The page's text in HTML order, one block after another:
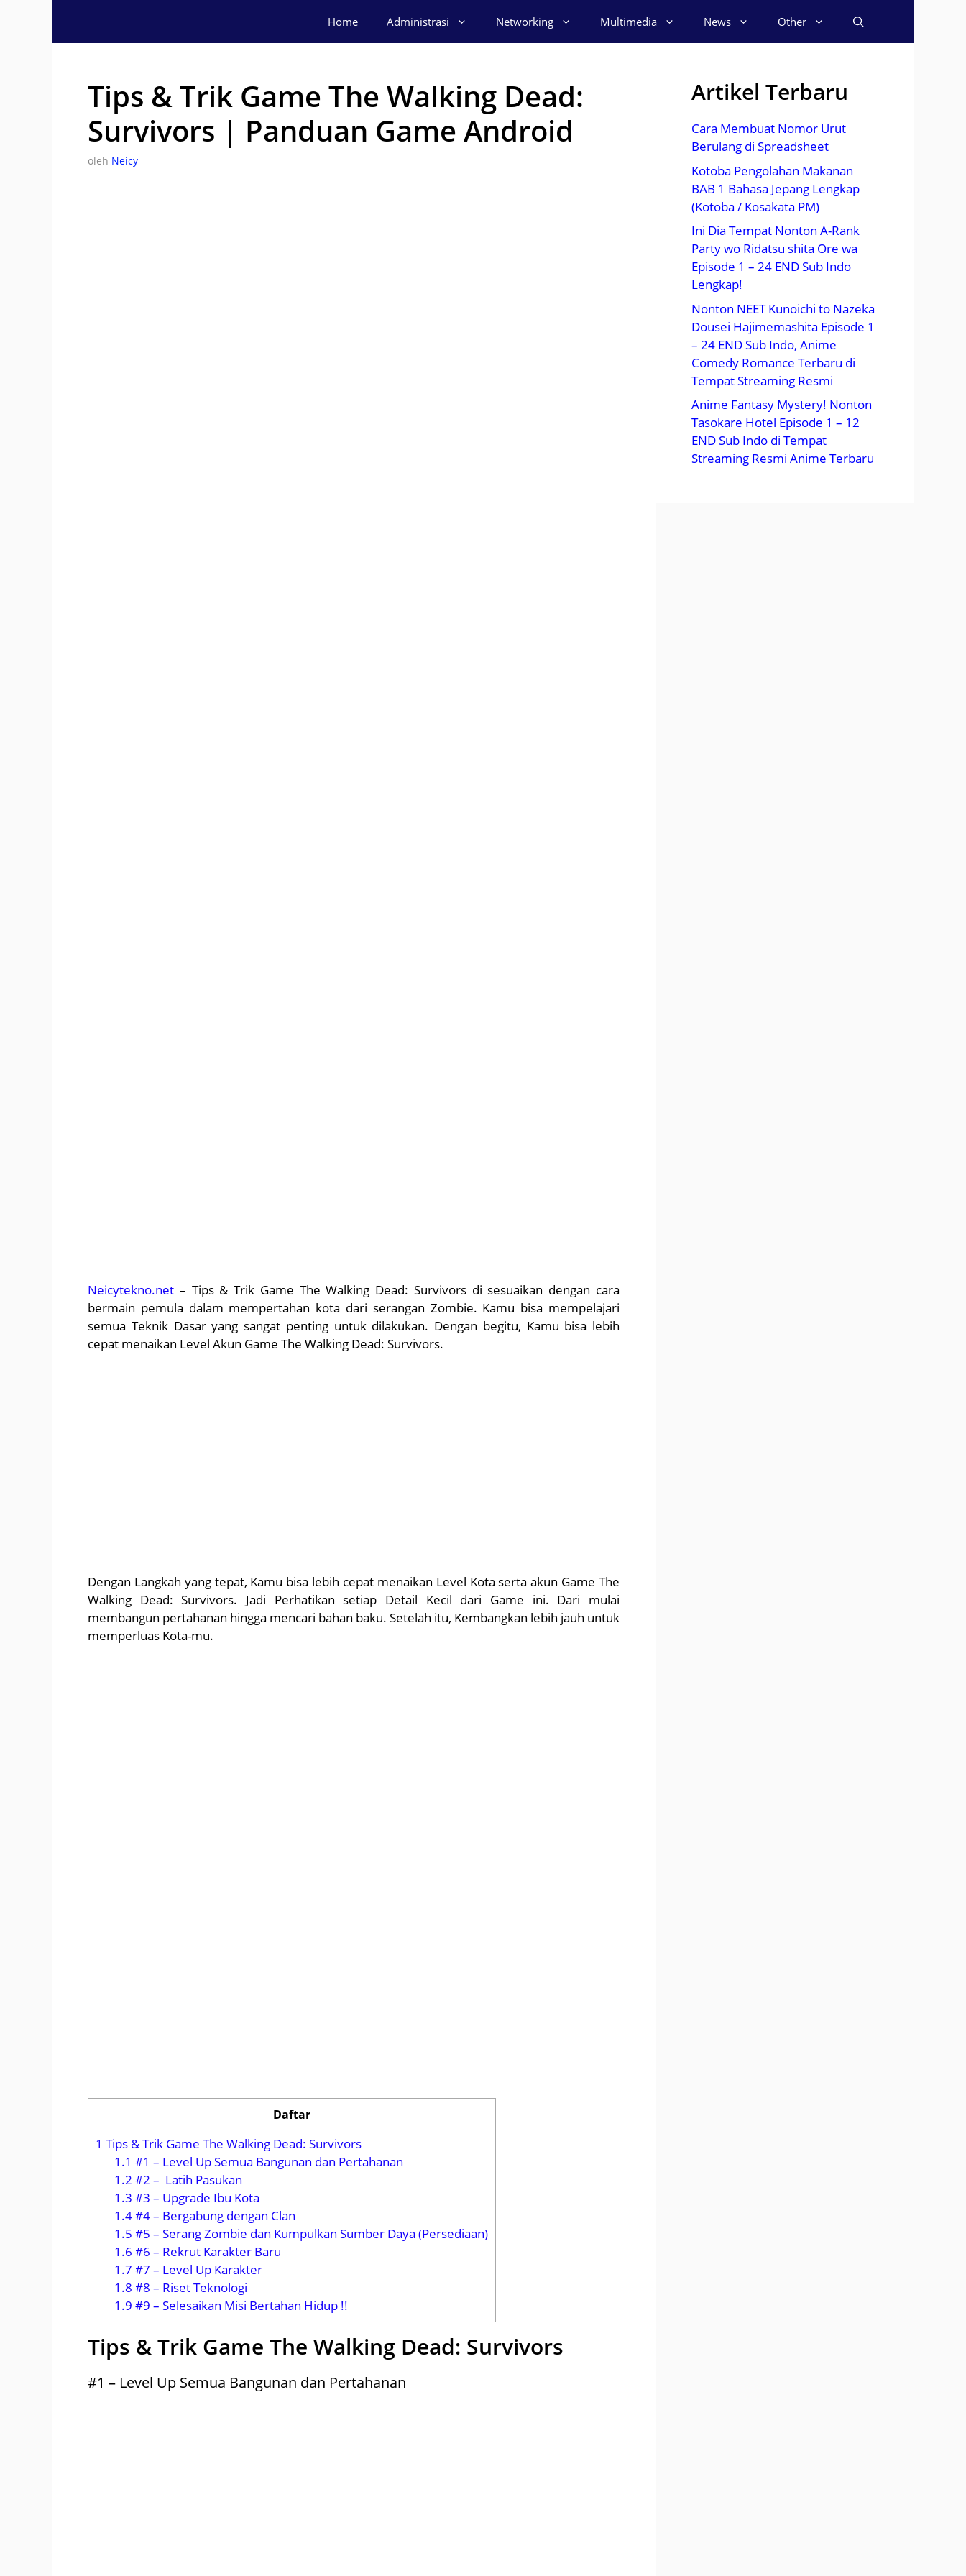
Home Administrasi Networking Multimedia News Other
Tips & Trik Game The Walking Dead:
Survivors | Panduan Game Android
oleh Neicy
Neicytekno.net – Tips & Trik Game The Walking Dead: Survivors di sesuaikan dengan cara
bermain pemula dalam mempertahan kota dari serangan Zombie. Kamu bisa mempelajari
semua Teknik Dasar yang sangat penting untuk dilakukan. Dengan begitu, Kamu bisa lebih
cepat menaikan Level Akun Game The Walking Dead: Survivors.
Dengan Langkah yang tepat, Kamu bisa lebih cepat menaikan Level Kota serta akun Game The
Walking Dead: Survivors. Jadi Perhatikan setiap Detail Kecil dari Game ini. Dari mulai
membangun pertahanan hingga mencari bahan baku. Setelah itu, Kembangkan lebih jauh untuk
memperluas Kota-mu.
Daftar
1 Tips & Trik Game The Walking Dead: Survivors
1.1 #1 – Level Up Semua Bangunan dan Pertahanan
1.2 #2 – Latih Pasukan
1.3 #3 – Upgrade Ibu Kota
1.4#4 – Bergabung dengan Clan
1.5 #5 – Serang Zombie dan Kumpulkan Sumber Daya (Persediaan)
1.6 #6 – Rekrut Karakter Baru
1.7 #7 – Level Up Karakter
1.8 #8 – Riset Teknologi
1.9 #9 – Selesaikan Misi Bertahan Hidup !!
Tips & Trik Game The Walking Dead: Survivors
#1 – Level Up Semua Bangunan dan Pertahanan
Artikel Terbaru
Cara Membuat Nomor Urut
Berulang di Spreadsheet
Kotoba Pengolahan Makanan
BAB 1 Bahasa Jepang Lengkap
(Kotoba / Kosakata PM)
Ini Dia Tempat Nonton A-Rank
Party wo Ridatsu shita Ore wa
Episode 1 – 24 END Sub Indo
Lengkap!
Nonton NEET Kunoichi to Nazeka
Dousei Hajimemashita Episode 1
– 24 END Sub Indo, Anime
Comedy Romance Terbaru di
Tempat Streaming Resmi
Anime Fantasy Mystery! Nonton
Tasokare Hotel Episode 1 – 12
END Sub Indo di Tempat
Streaming Resmi Anime Terbaru